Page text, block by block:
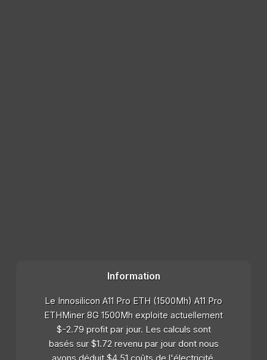
Information
Le Innosilicon A11 Pro ETH (1500Mh) A11 Pro
ETHMiner 8G 1500Mh exploite actuellement
$-2.79 profit par jour. Les calculs sont
basés sur $1.72 revenu par jour dont nous